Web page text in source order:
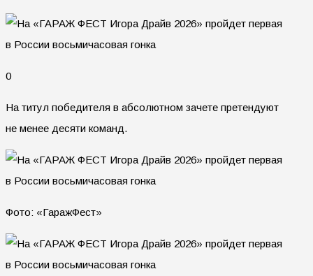
0
На титул победителя в абсолютном зачете претендуют
не менее десяти команд.
Фото: «ГаражФест»